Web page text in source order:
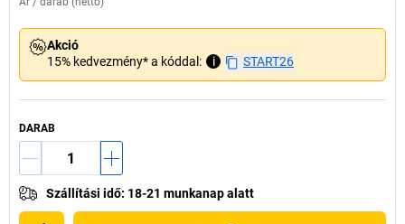
Akció
15% kedvezmény* a kóddal:
i START26
DARAB
Szállítási idő: 18-21 munkanap alatt